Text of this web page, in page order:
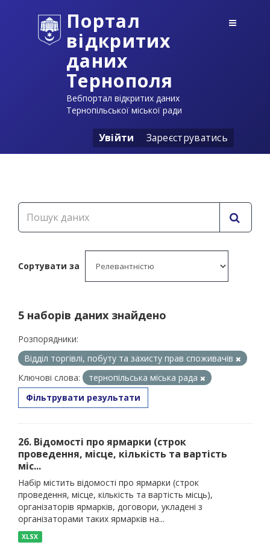
Портал
відкритих
даних
Тернополя
Вебпортал відкритих даних
Тернопільської міської ради
Увійти Зареєструватись
Сортувати за
5 наборів даних знайдено
Розпорядники:
Відділ торгівлі, побуту та захисту прав споживачів
Ключові слова:
тернопільська міська рада
Фільтрувати результати
26. Відомості про ярмарки (строк
проведення, місце, кількість та вартість
міс...
Набір містить відомості про ярмарки (строк
проведення, місце, кількість та вартість місць),
організаторів ярмарків, договори, укладені з
організаторами таких ярмарків на...
XLSX